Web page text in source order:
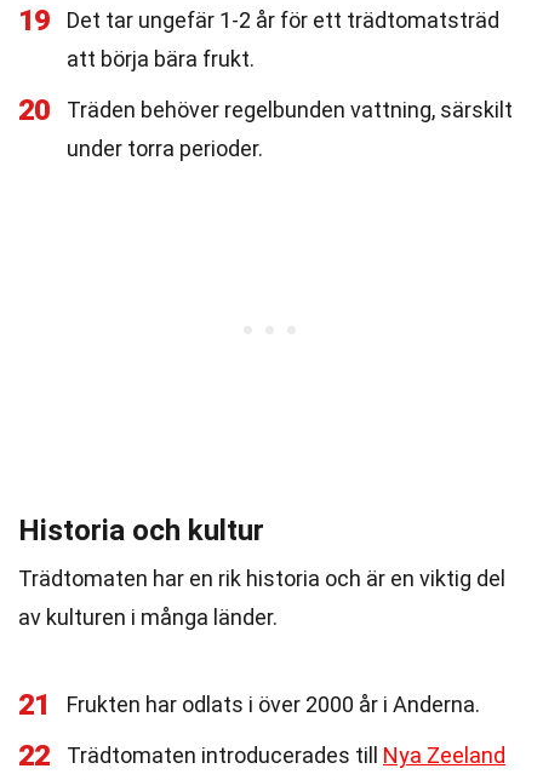
19
Det tar ungefär 1-2 år för ett trädtomatsträd
att börja bära frukt.
20
Träden behöver regelbunden vattning, särskilt
under torra perioder.
Historia och kultur
Trädtomaten har en rik historia och är en viktig del
av kulturen i många länder.
21 Frukten har odlats i över 2000 år i Anderna.
22 Trädtomaten introducerades till Nya Zeeland